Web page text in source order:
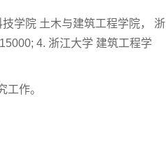
学院 土木与建筑工程学院， 浙
4. 浙江大学 建筑工程学
作。